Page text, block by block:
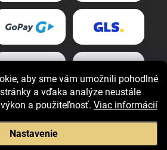
aby sme vám umožnili pohodlné
a vďaka analýze neustále
a použiteľnosť. Viac informácií
Nastavenie